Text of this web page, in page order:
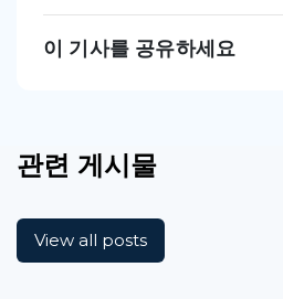
이 기사를 공유하세요
관련 게시물
View all posts